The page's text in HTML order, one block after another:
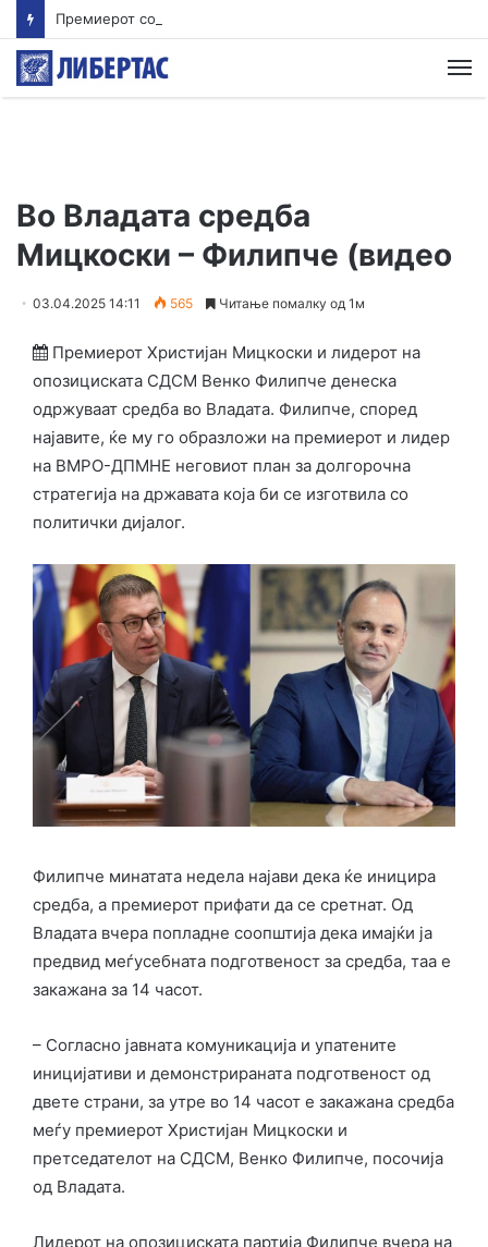
Во Владата средба
Мицкоски – Филипче (видео
03.04.2025 14:11 565 Читање помалку од 1м
Премиерот Христијан Мицкоски и лидерот на
опозициската СДСМ Венко Филипче денеска
одржуваат средба во Владата. Филипче, според
најавите, ќе му го образложи на премиерот и лидер
на ВМРО-ДПМНЕ неговиот план за долгорочна
стратегија на државата која би се изготвила со
политички дијалог.
Филипче минатата недела најави дека ќе иницира
средба, а премиерот прифати да се сретнат. Од
Владата вчера попладне соопштија дека имајќи ја
предвид меѓусебната подготвеност за средба, таа е
закажана за 14 часот.
– Согласно јавната комуникација и упатените
иницијативи и демонстрираната подготвеност од
двете страни, за утре во 14 часот е закажана средба
меѓу премиерот Христијан Мицкоски и
претседателот на СДСМ, Венко Филипче, посочија
од Владата.
Лидерот на опозициската партија Филипче вчера на